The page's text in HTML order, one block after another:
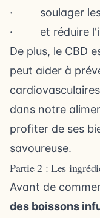
·
soulager
· et réduire
De plus, le CBD
peut aider à
cardiovasculaires
dans notre
profiter de ses
savoureuse.
Partie 2 : Les
Avant de
des boissons